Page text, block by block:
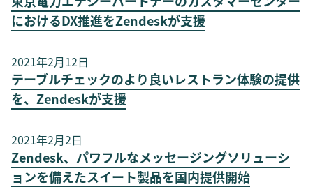
におけるDX推進をZendeskが支援
2021年2月12日
テーブルチェックのより良いレストラン体験の提供
を、Zendeskが支援
2021年2月2日
Zendesk、パワフルなメッセージングソリューシ
ョンを備えたスイート製品を国内提供開始